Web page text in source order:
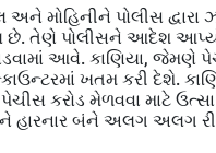
અને મોહિનીને પોલીસ
તેણે પોલીસને આદેશ આપ્યો છે
આવે. કાણિયા, જેમણે
ખતમ કરી દેશે.
પેચીસ કરોડ મેળવવા માટે
હારનાર બંને અલગ અલગ